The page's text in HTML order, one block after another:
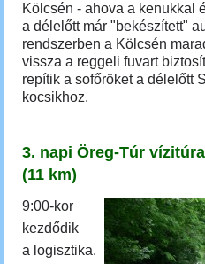
Kölcsén - ahova a kenukkal
a délelőtt már "bekészített"
rendszerben a Kölcsén
vissza a reggeli fuvart
repítik a sofőröket a délelőtt
kocsikhoz.
3. napi Öreg-Túr
(11 km)
9:00-kor
kezdődik
a ogisztika.